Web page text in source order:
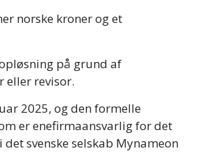
norske kroner og et
på grund af
eller revisor.
2025, og den formelle
er enefirmaansvarlig for det
svenske selskab Mynameon